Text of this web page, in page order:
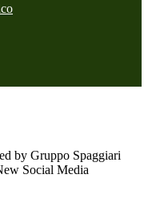
by Gruppo Spaggiari
Social Media